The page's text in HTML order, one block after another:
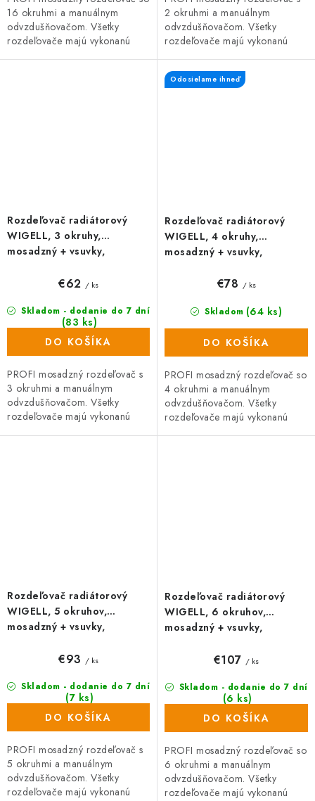
16 okruhmi a manuálnym
odvzdušňovačom. Všetky
rozdeľovače majú vykonanú
2 okruhmi a manuálnym
odvzdušňovačom. Všetky
rozdeľovače majú vykonanú
šróbením na priame pripojenie
vykurovacích...
Rozdeľovač radiátorový
WIGELL, 3 okruhy,
mosadzný + vsuvky,
Skladom - dodanie do 7 dní
(83 ks)
€62 / ks
DO KOŠÍKA
PROFI mosadzný rozdeľovač s
3 okruhmi a manuálnym
odvzdušňovačom. Všetky
rozdeľovače majú vykonanú
Rozdeľovač radiátorový
WIGELL, 4 okruhy,
mosadzný + vsuvky,
Odosielame ihneď
Skladom (64 ks)
€78 / ks
DO KOŠÍKA
PROFI mosadzný rozdeľovač so
4 okruhmi a manuálnym
odvzdušňovačom. Všetky
rozdeľovače majú vykonanú
Rozdeľovač radiátorový
WIGELL, 5 okruhov,
mosadzný + vsuvky,
Skladom - dodanie do 7 dní
(7 ks)
€93 / ks
DO KOŠÍKA
PROFI mosadzný rozdeľovač s
5 okruhmi a manuálnym
odvzdušňovačom. Všetky
rozdeľovače majú vykonanú
Rozdeľovač radiátorový
WIGELL, 6 okruhov,
mosadzný + vsuvky,
Skladom - dodanie do 7 dní
(6 ks)
€107 / ks
DO KOŠÍKA
PROFI mosadzný rozdeľovač so
6 okruhmi a manuálnym
odvzdušňovačom. Všetky
rozdeľovače majú vykonanú